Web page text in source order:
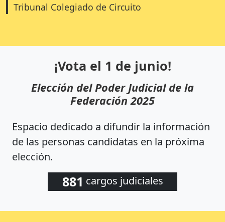
Tribunal Colegiado de Circuito
¡Vota el 1 de junio!
Elección del Poder Judicial de la
Federación 2025
Espacio dedicado a difundir la información
de las personas candidatas en la próxima
elección.
881 cargos judiciales